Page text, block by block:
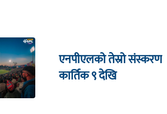
एनपीएलको तेस्रो संस्करण
कार्तिक ९ देखि